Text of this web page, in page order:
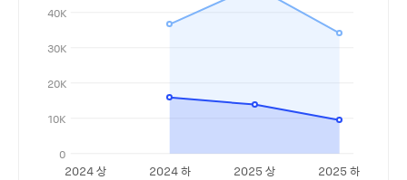
0
10K
20K
30K
40K
2024 상 2024 하 2025 상 2025 하